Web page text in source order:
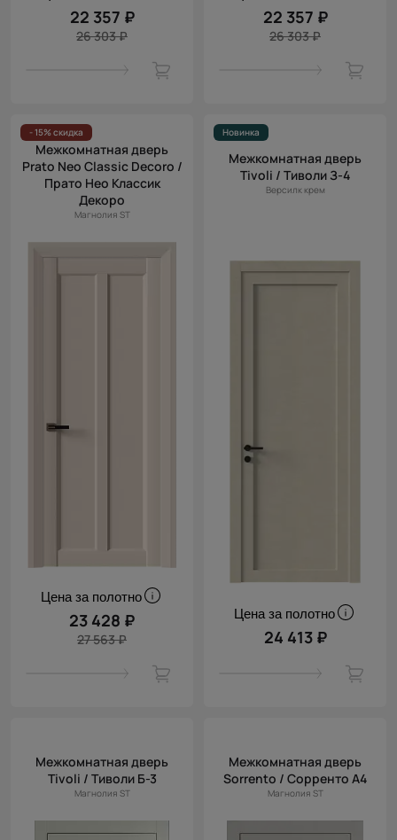
22 357 ₽
26 303 ₽
22 357 ₽
26 303 ₽
- 15% скидка
Межкомнатная дверь
Prato Neo Classic Decoro /
Прато Нео Классик
Декоро
Магнолия ST
Цена за полотно
23 428 ₽
27 563 ₽
Новинка
Межкомнатная дверь
Tivoli / Тиволи З-4
Версилк крем
Цена за полотно
24 413 ₽
Межкомнатная дверь
Tivoli / Тиволи Б-3
Магнолия ST
Межкомнатная дверь
Sorrento / Сорренто А4
Магнолия ST